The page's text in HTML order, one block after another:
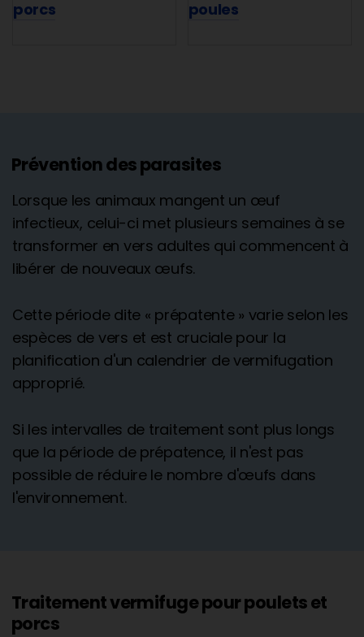
porcs poules
Prévention des parasites
Lorsque les animaux mangent un œuf
infectieux, celui-ci met plusieurs semaines à se
transformer en vers adultes qui commencent à
libérer de nouveaux œufs.
Cette période dite « prépatente » varie selon les
espèces de vers et est cruciale pour la
planification d'un calendrier de vermifugation
approprié.
Si les intervalles de traitement sont plus longs
que la période de prépatence, il n'est pas
possible de réduire le nombre d'œufs dans
l'environnement.
Traitement vermifuge pour poulets et
porcs